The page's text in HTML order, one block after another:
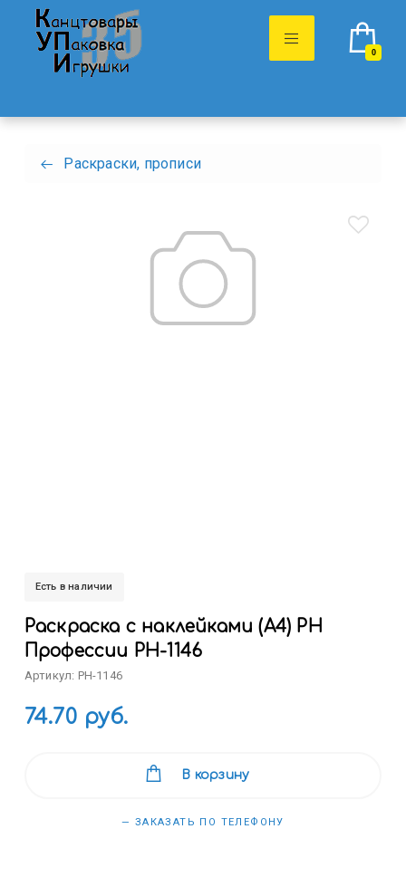
0
Раскраски, прописи
Есть в наличии
Раскраска с наклейками (А4) РН
Профессии РН-1146
Артикул: РН-1146
74.70 руб.
В корзину
— ЗАКАЗАТЬ ПО ТЕЛЕФОНУ